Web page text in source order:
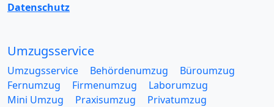
Datenschutz
Umzugsservice
Umzugsservice Behördenumzug
Büroumzug
Fernumzug
Firmenumzug
Laborumzug
Mini Umzug
Praxisumzug
Privatumzug